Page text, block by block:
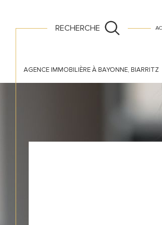
RECHERCHE
AGENCE IMMOBILIÈRE À BAYONNE, BIARRITZ